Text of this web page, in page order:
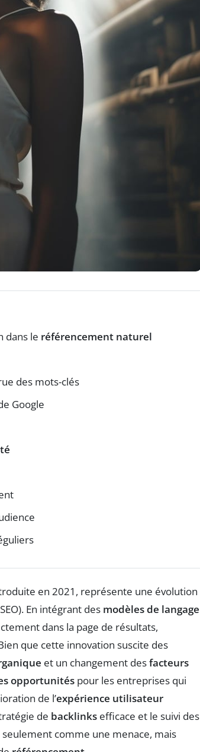
dans le référencement naturel
des mots-clés
Google
en 2021, représente une évolution
En intégrant des modèles de langage
dans la page de résultats,
que cette innovation suscite des
et un changement desfacteurs
opportunités pour les entreprises qui
de l’expérience utilisateur
de backlinks efficace et le suivi des
comme une menace, mais